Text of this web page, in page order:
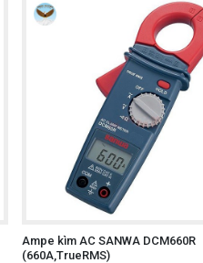
Ampe kìm AC SANWA DCM660R
(660A,TrueRMS)